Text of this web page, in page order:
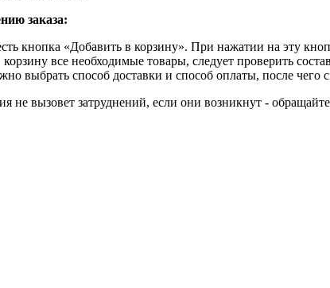
заказа:
кнопка «Добавить в корзину». При нажатии на эту
все необходимые товары, следует проверить
выбрать способ доставки и способ оплаты, после чего
не вызовет затруднений, если они возникнут -